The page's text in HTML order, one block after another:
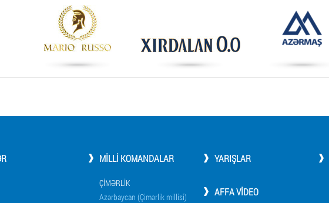
MILLI KOMANDALAR
ÇIMƏRLIK
Azərbaycan (Çimərlik millisi)
YARIŞLAR
AFFA VIDEO